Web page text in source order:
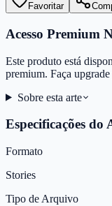
Favoritar
Acesso Premium
Este produto está
premium. Faça
Sobre esta arte
Especificações do
Formato
Stories
Tipo de Arquivo